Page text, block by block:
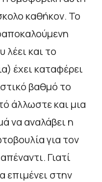
καθήκον. Το
και το
έχει καταφέρει
βαθμό το
άλλωστε και μια
να αναλάβει η
για τον
Γιατί
επιμένει στην